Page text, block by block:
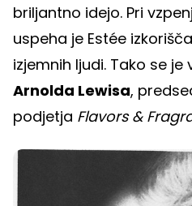
briljantno idejo. Pri
uspeha je Estée
izjemnih ljudi. Tako se
Arnolda Lewisa,
podjetja Flavors &